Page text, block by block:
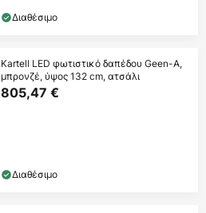
Διαθέσιμο
Kartell LED φωτιστικό δαπέδου Geen-A,
μπρονζέ, ύψος 132 cm, ατσάλι
805,47 €
Διαθέσιμο